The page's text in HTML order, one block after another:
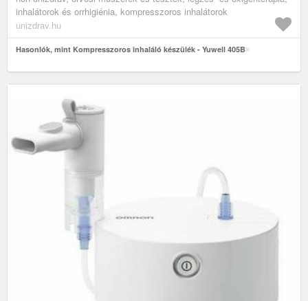
inhalátorok és orrhigiénia, kompresszoros inhalátorok
unizdrav.hu
Hasonlók, mint Kompresszoros inhaláló készülék - Yuwell 405B